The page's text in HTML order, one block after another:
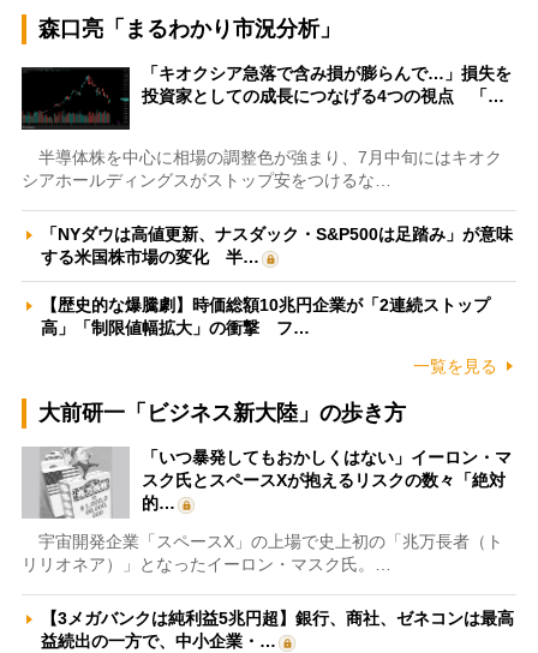
森口亮「まるわかり市況分析」
「キオクシア急落で含み損が膨らんで…」損失を
投資家としての成長につなげる4つの視点 「…
半導体株を中心に相場の調整色が強まり、7月中旬にはキオク
シアホールディングスがストップ安をつけるな…
「NYダウは高値更新、ナスダック・S&P500は足踏み」が意味
する米国株市場の変化 半…
【歴史的な爆騰劇】時価総額10兆円企業が「2連続ストップ
高」「制限値幅拡大」の衝撃 フ…
一覧を見る
大前研一「ビジネス新大陸」の歩き方
「いつ暴発してもおかしくはない」イーロン・マ
スク氏とスペースXが抱えるリスクの数々「絶対
的…
宇宙開発企業「スペースX」の上場で史上初の「兆万長者（ト
リリオネア）」となったイーロン・マスク氏。…
【3メガバンクは純利益5兆円超】銀行、商社、ゼネコンは最高
益続出の一方で、中小企業・…